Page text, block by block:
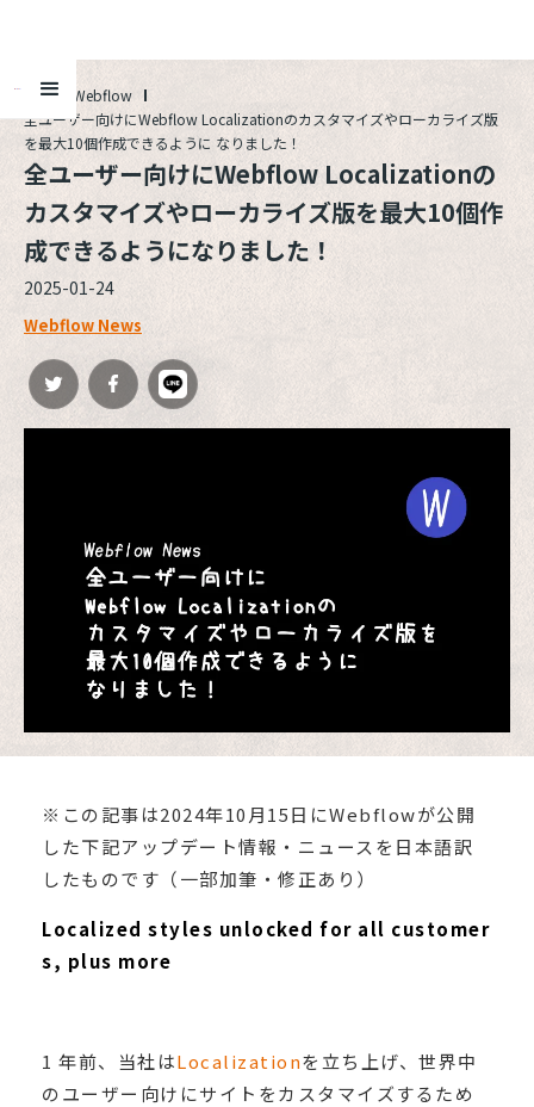
ALL
Webflow
全ユーザー向けにWebflow Localizationのカスタマイズやローカライズ版
を最大10個作成できるように なりました！
全ユーザー向けにWebflow Localizationの
カスタマイズやローカライズ版を最大10個作
成できるようになりました！
2025-01-24
Webflow News
※この記事は2024年10月15日にWebflowが公開
した下記アップデート情報・ニュースを日本語訳
したものです（一部加筆・修正あり）
Localized styles unlocked for all customer
s, plus more
1 年前、当社はLocalizationを立ち上げ、世界中
のユーザー向けにサイトをカスタマイズするため